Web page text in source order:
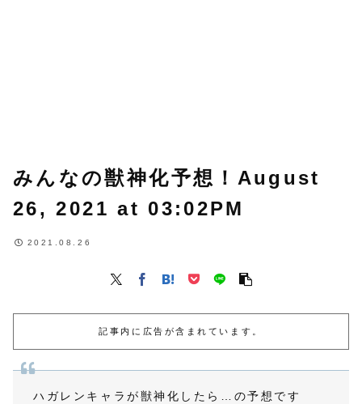
みんなの獣神化予想！August
26, 2021 at 03:02PM
2021.08.26
記事内に広告が含まれています。
ハガレンキャラが獣神化したら…の予想です